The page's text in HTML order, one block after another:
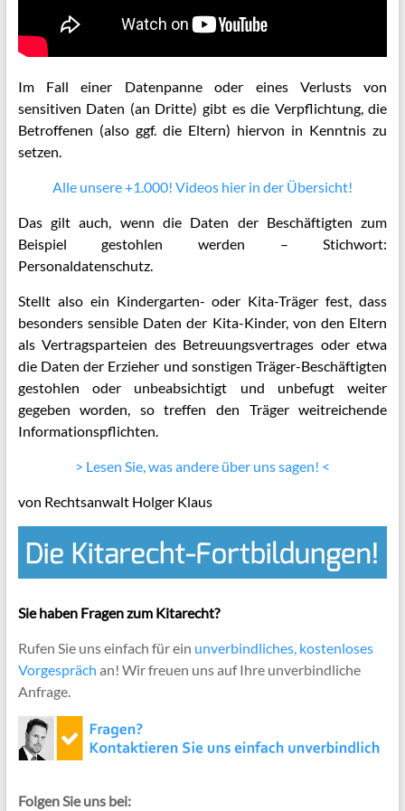
Im Fall einer Datenpanne oder eines Verlusts von
sensitiven Daten (an Dritte) gibt es die Verpflichtung, die
Betroffenen (also ggf. die Eltern) hiervon in Kenntnis zu
setzen.
Alle unsere +1.000! Videos hier in der Übersicht!
Das gilt auch, wenn die Daten der Beschäftigten zum
Beispiel gestohlen werden – Stichwort:
Personaldatenschutz.
Stellt also ein Kindergarten- oder Kita-Träger fest, dass
besonders sensible Daten der Kita-Kinder, von den Eltern
als Vertragsparteien des Betreuungsvertrages oder etwa
die Daten der Erzieher und sonstigen Träger-Beschäftigten
gestohlen oder unbeabsichtigt und unbefugt weiter
gegeben worden, so treffen den Träger weitreichende
Informationspflichten.
> Lesen Sie, was andere über uns sagen! <
von Rechtsanwalt Holger Klaus
Sie haben Fragen zum Kitarecht?
Rufen Sie uns einfach für ein unverbindliches, kostenloses
Vorgespräch an! Wir freuen uns auf Ihre unverbindliche
Anfrage.
Folgen Sie uns bei: